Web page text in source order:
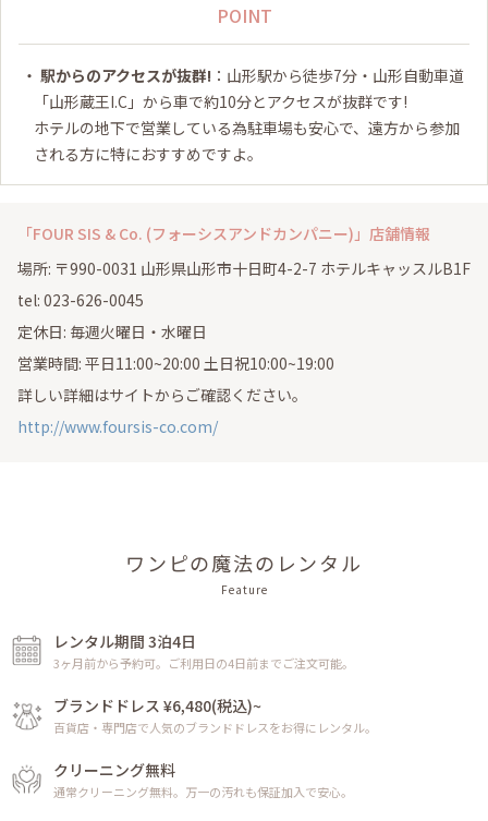
POINT
駅からのアクセスが抜群! ：山形駅から徒歩7分・山形自動車道
「山形蔵王I.C」から車で約10分とアクセスが抜群です!
ホテルの地下で営業している為駐車場も安心で、遠方から参加
される方に特におすすめですよ。
「FOUR SIS & Co. (フォーシスアンドカンパニー)」店舗情報
場所: 〒990-0031 山形県山形市十日町4-2-7 ホテルキャッスルB1F
tel: 023-626-0045
定休日: 毎週火曜日・水曜日
営業時間: 平日11:00~20:00 土日祝10:00~19:00
詳しい詳細はサイトからご確認ください。
http://www.foursis-co.com/
ワンピの魔法のレンタル
Feature
レンタル期間 3泊4日
3ヶ月前から予約可。ご利用日の4日前までご注文可能。
ブランドドレス ¥6,480(税込)~
百貨店・専門店で人気のブランドドレスをお得にレンタル。
クリーニング無料
通常クリーニング無料。万一の汚れも保証加入で安心。